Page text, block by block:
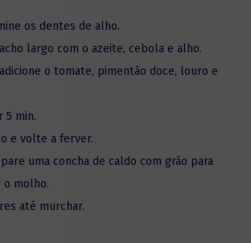
os dentes de alho.
largo com o azeite, cebola e alho.
o tomate, pimentão doce, louro e
5 min.
e volte a ferver.
uma concha de caldo com grão para
molho.
até murchar.